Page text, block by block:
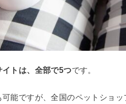
トは、全部で5つです。
能ですが、全国のペットショ